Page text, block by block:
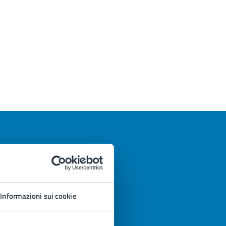
Informazioni sui cookie